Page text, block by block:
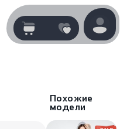
Похожие
модели